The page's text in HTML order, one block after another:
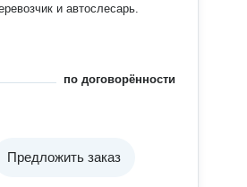
и автослесарь.
по договорённости
Предложить заказ